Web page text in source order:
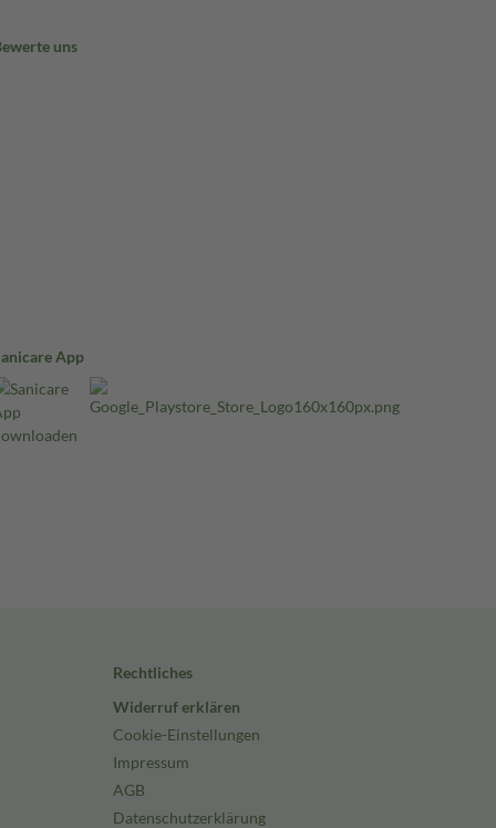
uns
App
Rechtliches
Widerruf erklären
Cookie-Einstellungen
Impressum
AGB
Datenschutzerklärung